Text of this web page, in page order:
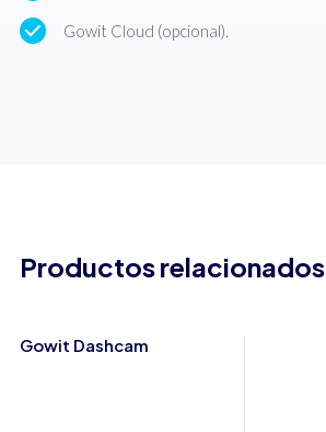
Gowit Cloud (opcional).
Productos relacionados
Gowit Dashcam